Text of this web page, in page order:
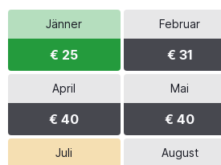
Jänner
€ 25
Februar
€ 31
April
€ 40
Mai
€ 40
Juli August